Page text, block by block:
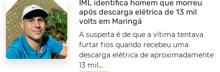
IML identifica homem que morreu
após descarga elétrica de 13 mil
volts em Maringá
A suspeita é de que a vítima tentava
furtar fios quando recebeu uma
descarga elétrica de aproximadamente
13 mil...